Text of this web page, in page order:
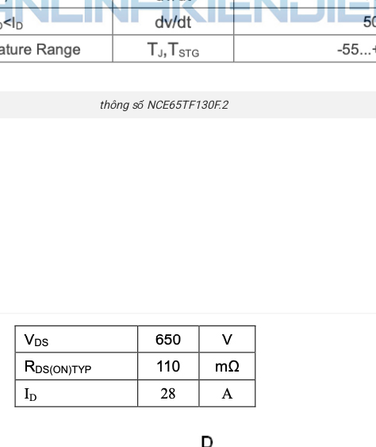
thông số NCE65TF130F.2